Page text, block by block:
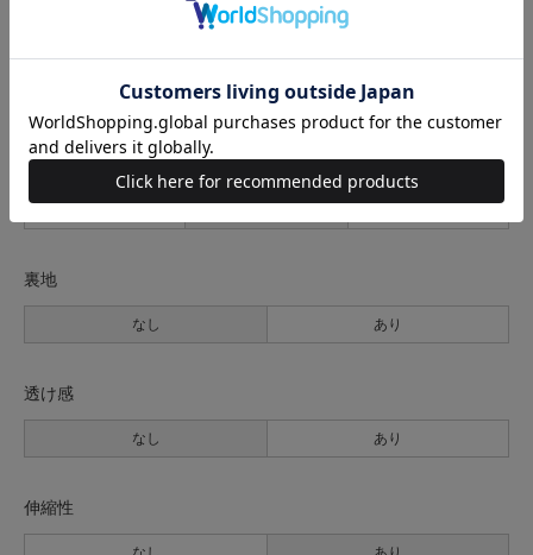
サイズの測り方について
生地の厚さ
裏地
なし あり
透け感
なし あり
伸縮性